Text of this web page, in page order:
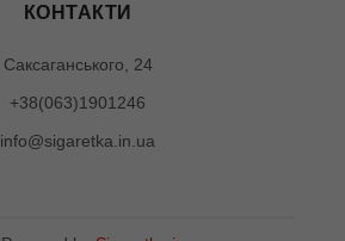
КОНТАКТИ
Саксаганського, 24
+38(063)1901246
info@sigaretka.in.ua